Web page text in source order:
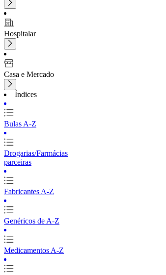
Hospitalar
Casa e Mercado
Índices
Bulas A-Z
Drogarias/Farmácias
parceiras
Fabricantes A-Z
Genéricos de A-Z
Medicamentos A-Z